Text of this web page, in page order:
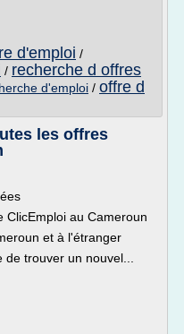
d'emploi /
/ recherche d offres
d'emploi / offre d
les offres
ClicEmploi au Cameroun
et à l'étranger
trouver un nouvel...